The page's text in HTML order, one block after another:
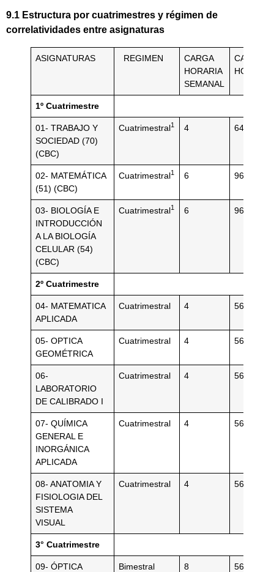
9.1 Estructura por cuatrimestres y régimen de
correlatividades entre asignaturas
ASIGNATURAS REGIMEN
CARGA
HORARIA
SEMANAL
CARGA
HORARIA
1º Cuatrimestre
01- TRABAJO Y
SOCIEDAD (70)
(CBC)
Cuatrimestral1 4 64
02- MATEMÁTICA
(51) (CBC)
Cuatrimestral1 6 96
03- BIOLOGÍA E
INTRODUCCIÓN
A LA BIOLOGÍA
CELULAR (54)
(CBC)
Cuatrimestral1 6 96
2º Cuatrimestre
04- MATEMATICA
APLICADA
Cuatrimestral 4 56
05- OPTICA
GEOMÉTRICA
Cuatrimestral 4 56
06-
LABORATORIO
DE CALIBRADO I
Cuatrimestral 4 56
07- QUÍMICA
GENERAL E
INORGÁNICA
APLICADA
Cuatrimestral 4 56
08- ANATOMIA Y
FISIOLOGIA DEL
SISTEMA
VISUAL
Cuatrimestral 4 56
3° Cuatrimestre
09- ÓPTICA
Bimestral 8 56